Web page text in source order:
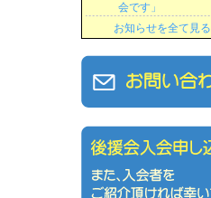
会です」
お知らせを全て見る